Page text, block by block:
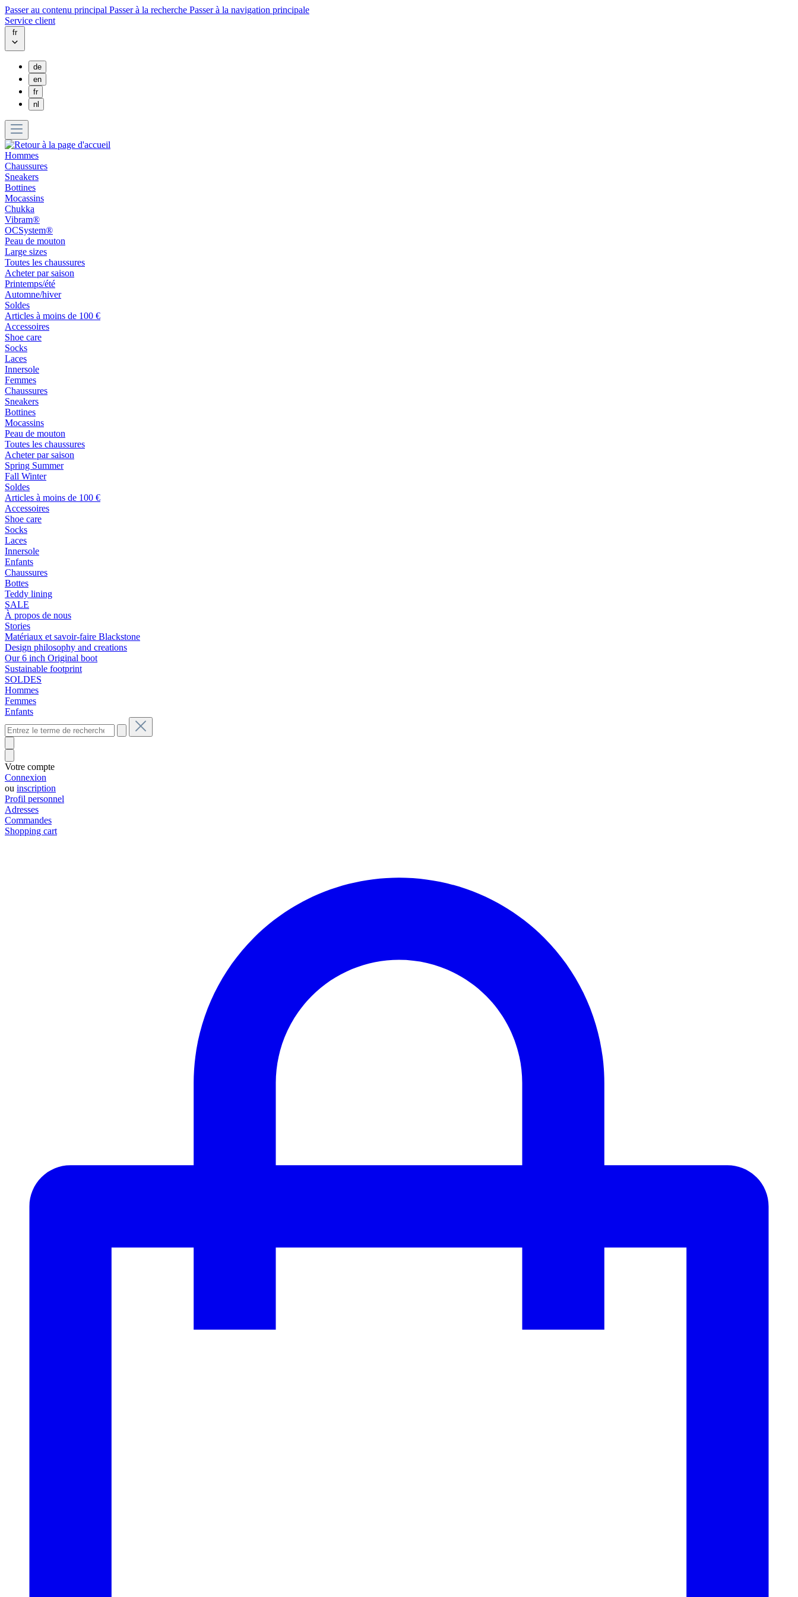
Passer au contenu principal Passer à la recherche Passer à la navigation principale
Service client
fr
de
en
fr
nl
Hommes
Chaussures
Sneakers
Bottines
Mocassins
Chukka
Vibram®
OCSystem®
Peau de mouton
Large sizes
Toutes les chaussures
Acheter par saison
Printemps/été
Automne/hiver
Soldes
Articles à moins de 100 €
Accessoires
Shoe care
Socks
Laces
Innersole
Femmes
Chaussures
Sneakers
Bottines
Mocassins
Peau de mouton
Toutes les chaussures
Acheter par saison
Spring Summer
Fall Winter
Soldes
Articles à moins de 100 €
Accessoires
Shoe care
Socks
Laces
Innersole
Enfants
Chaussures
Bottes
Teddy lining
SALE
À propos de nous
Stories
Matériaux et savoir-faire Blackstone
Design philosophy and creations
Our 6 inch Original boot
Sustainable footprint
SOLDES
Hommes
Femmes
Enfants
Votre compte
Connexion
ou inscription
Profil personnel
Adresses
Commandes
Shopping cart